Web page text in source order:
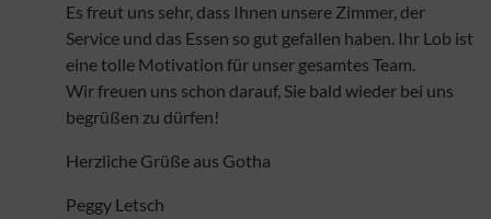
Es freut uns sehr, dass Ihnen unsere Zimmer, der
Service und das Essen so gut gefallen haben. Ihr Lob ist
eine tolle Motivation für unser gesamtes Team.
Wir freuen uns schon darauf, Sie bald wieder bei uns
begrüßen zu dürfen!
Herzliche Grüße aus Gotha
Peggy Letsch